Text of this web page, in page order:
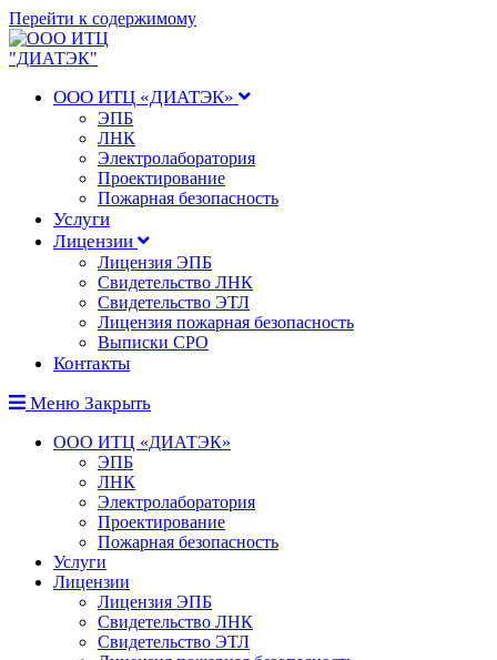
Перейти к содержимому
ООО ИТЦ «ДИАТЭК»
ЭПБ
ЛНК
Электролаборатория
Проектирование
Пожарная безопасность
Услуги
Лицензии
Лицензия ЭПБ
Свидетельство ЛНК
Свидетельство ЭТЛ
Лицензия пожарная безопасность
Выписки СРО
Контакты
Меню Закрыть
ООО ИТЦ «ДИАТЭК»
ЭПБ
ЛНК
Электролаборатория
Проектирование
Пожарная безопасность
Услуги
Лицензии
Лицензия ЭПБ
Свидетельство ЛНК
Свидетельство ЭТЛ